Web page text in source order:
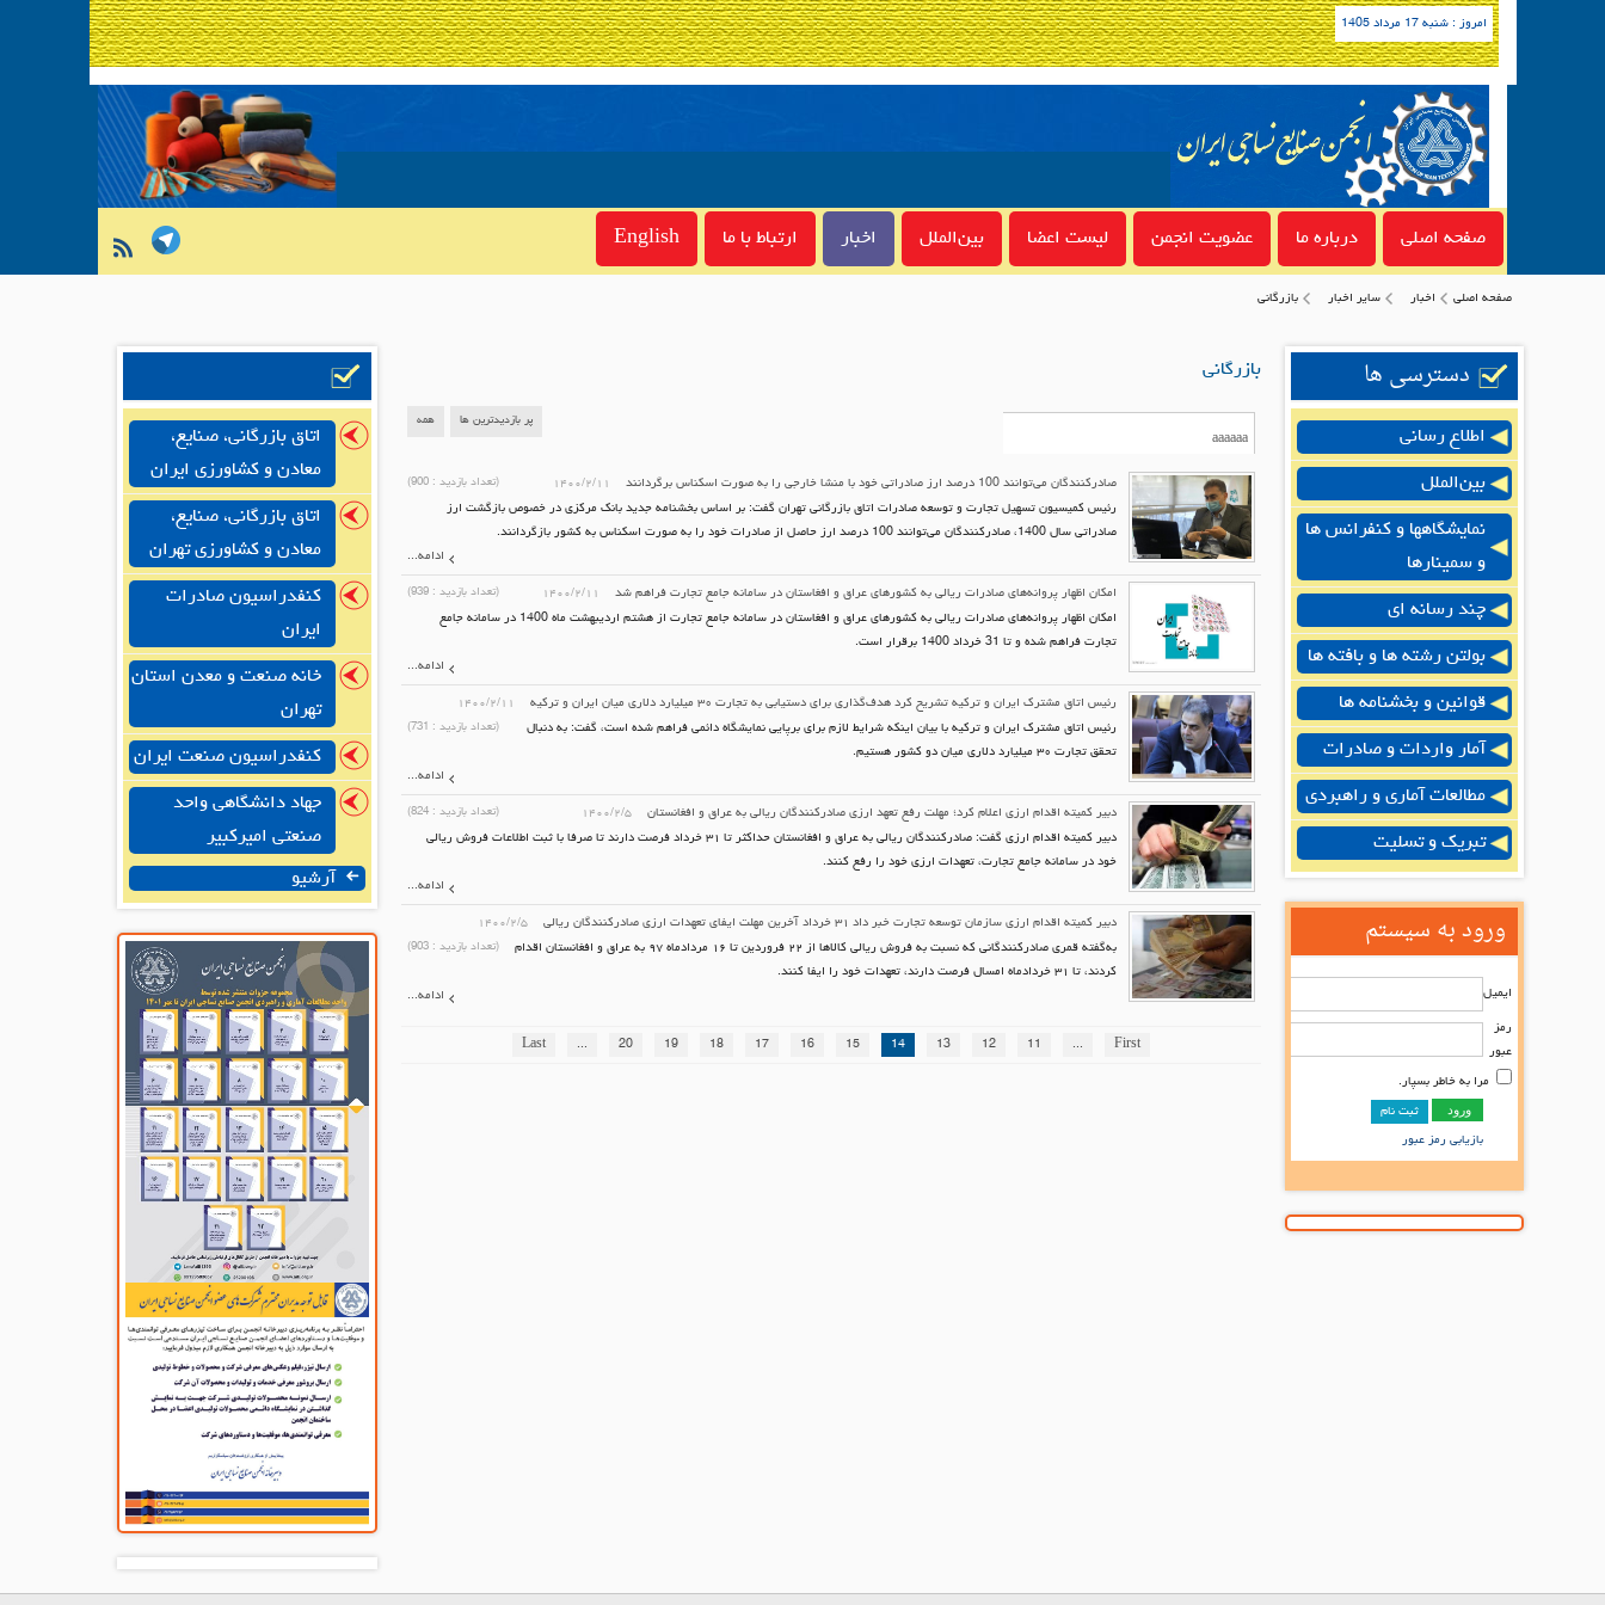
امروز : شنبه 17 مرداد 1405
صفحه اصلی درباره ما عضویت انجمن لیست اعضا بین‌الملل اخبار ارتباط با ما English
صفحه اصلی اخبار سایر اخبار بازرگانی
دسترسی ها
اطلاع رسانی
بین‌الملل
نمایشگاهها و کنفرانس ها
و سمینارها
چند رسانه ای
بولتن رشته ها و بافته ها
قوانین و بخشنامه ها
آمار واردات و صادرات
مطالعات آماری و راهبردی
تبریک و تسلیت
ورود به سیستم
ایمیل
رمز
عبور
مرا به خاطر بسپار.
ثبت نام
بازیابی رمز عبور
بازرگانی
پر بازدیدترین ها همه
صادرکنندگان می‌توانند 100 درصد ارز صادراتی خود با منشا خارجی را به صورت اسکناس برگردانند ۱۴۰۰/۲/۱۱ (تعداد بازدید : 900
)
رئیس کمیسیون تسهیل تجارت و توسعه صادرات اتاق بازرگانی تهران گفت: بر اساس بخشنامه جدید بانک مرکزی در خصوص بازگشت ارز
صادراتی سال 1400، صادرکنندگان می‌توانند 100 درصد ارز حاصل از صادرات خود را به صورت اسکناس به کشور بازگردانند.
ادامه...
امکان اظهار پروانه‌های صادرات ریالی به کشورهای عراق و افغاستان در سامانه جامع تجارت فراهم شد ۱۴۰۰/۲/۱۱ (تعداد بازدید : 939
)
امکان اظهار پروانه‌های صادرات ریالی به کشورهای عراق و افغاستان در سامانه جامع تجارت از هشتم اردیبهشت ماه 1400 در سامانه جامع
تجارت فراهم شده و تا 31 خرداد 1400 برقرار است.
ادامه...
رئیس اتاق مشترک ایران و ترکیه تشریح کرد هدف‌گذاری برای دستیابی به تجارت ۳۰ میلیارد دلاری میان ایران و ترکیه
۱۴۰۰/۲/۱۱
(تعداد بازدید : 731
)
رئیس اتاق مشترک ایران و ترکیه با بیان اینکه شرایط لازم برای برپایی نمایشگاه دائمی فراهم شده است، گفت: به دنبال
تحقق تجارت ۳۰ میلیارد دلاری میان دو کشور هستیم.
ادامه...
دبیر کمیته اقدام ارزی اعلام کرد؛ مهلت رفع تعهد ارزی صادرکنندگان ریالی به عراق و افغانستان ۱۴۰۰/۲/۵ (تعداد بازدید : 824
)
دبیر کمیته اقدام ارزی گفت: صادرکنندگان ریالی به عراق و افغانستان حداکثر تا ۳۱ خرداد فرصت دارند تا صرفا با ثبت اطلاعات فروش ریالی
خود در سامانه جامع تجارت، تعهدات ارزی خود را رفع کنند.
ادامه...
دبیر کمیته اقدام ارزی سازمان توسعه تجارت خبر داد ۳۱ خرداد آخرین مهلت ایفای تعهدات ارزی صادرکنندگان ریالی
۱۴۰۰/۲/۵
(تعداد بازدید : 903
)
به‌گفته قمری صادرکنندگانی که نسبت به فروش ریالی کالاها از ۲۲ فروردین تا ۱۶ مردادماه ۹۷ به عراق و افغانستان اقدام
کردند، تا ۳۱ خردادماه امسال فرصت دارند، تعهدات خود را ایفا کنند.
ادامه...
First
...
11
12
13
14
15
16
17
18
19
20
...
Last
اتاق بازرگانی، صنایع،
معادن و کشاورزی ایران
اتاق بازرگانی، صنایع،
معادن و کشاورزی تهران
کنفدراسیون صادرات
ایران
خانه صنعت و معدن استان
تهران
کنفدراسیون صنعت ایران
جهاد دانشگاهی واحد
صنعتی امیرکبیر
آرشیو